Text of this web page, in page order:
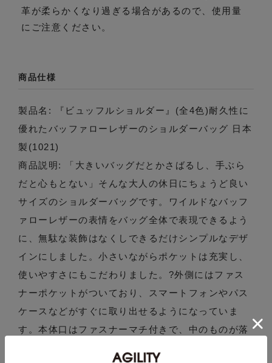
革が柔らかくなり過ぎる場合があるので、使用量
にご注意ください。
商品仕様
製品名: 『ビュッフルショルダー』(全4色)耐久性に
優れたバッファローレザーのショルダーバッグ 日本
製(1021)
商品説明: 「大きいバッグだとかさばるし、手ぶら
だと心もとない」そんな大人の休日にちょうど良い
サイズのショルダーバッグです。ワイルドなバッフ
ァローレザーの表情をバッグ全体で表現できるよう
に、無駄な装飾はなくしできるだけシンプルなデザ
インにしました。小さいながらポケットは充実し、
使いやすさにもこだわりました。?外側にはファス
ナーポケットがついており、スマートフォンやパス
ケースなどがすぐに取り出せるようになっていま
す。本体口はファスナーマチ付きで、中のものが落